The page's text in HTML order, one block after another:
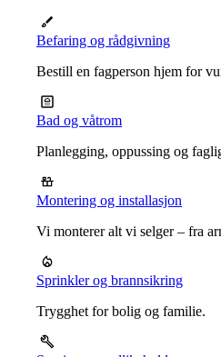
Befaring og rådgivning
Bestill en fagperson hjem for
Bad og våtrom
Planlegging, oppussing og
Montering og installasjon
Vi monterer alt vi selger – fra
Sprinkler og brannsikring
Trygghet for bolig og familie.